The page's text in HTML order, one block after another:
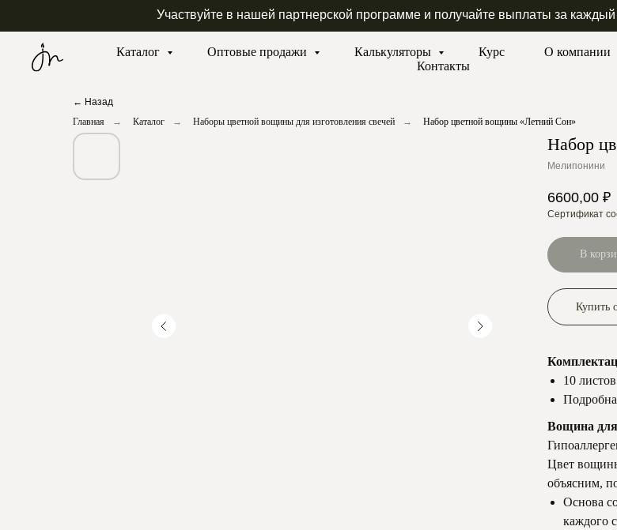
Участвуйте в нашей партнерской программе и получайте выплаты за каждый
Каталог Оптовые продажи Калькуляторы Курс О компании
Контакты
← Назад
Главная
→ Каталог → Наборы цветной вощины для изготовления свечей → Набор цветной вощины «Летний Сон»
Набор
Мелипонини
6600,00 ₽
Сертификат
В
Купить
10
Вощина
Цвет
объясним,
Основа
каждого